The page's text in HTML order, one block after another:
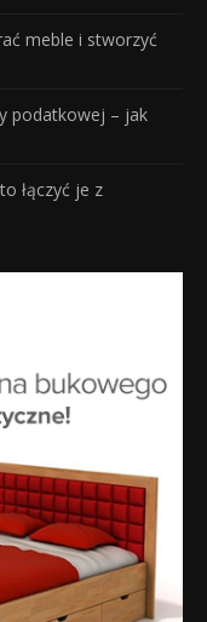
meble i stworzyć
podatkowej – jak
łączyć je z